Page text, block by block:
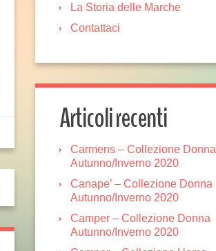
La Storia delle Marche
Contattaci
Articoli recenti
Carmens – Collezione Donna
Autunno/Inverno 2020
Canape’ – Collezione Donna
Autunno/Inverno 2020
Camper – Collezione Donna
Autunno/Inverno 2020